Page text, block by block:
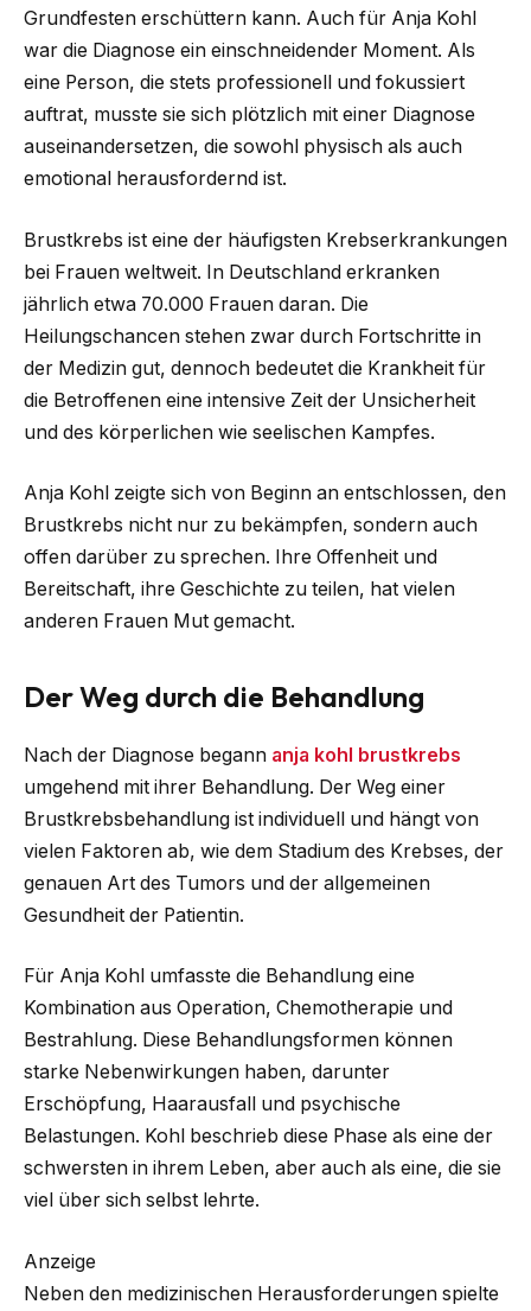
Grundfesten erschüttern kann. Auch für Anja Kohl
war die Diagnose ein einschneidender Moment. Als
eine Person, die stets professionell und fokussiert
auftrat, musste sie sich plötzlich mit einer Diagnose
auseinandersetzen, die sowohl physisch als auch
emotional herausfordernd ist.
Brustkrebs ist eine der häufigsten Krebserkrankungen
bei Frauen weltweit. In Deutschland erkranken
jährlich etwa 70.000 Frauen daran. Die
Heilungschancen stehen zwar durch Fortschritte in
der Medizin gut, dennoch bedeutet die Krankheit für
die Betroffenen eine intensive Zeit der Unsicherheit
und des körperlichen wie seelischen Kampfes.
Anja Kohl zeigte sich von Beginn an entschlossen, den
Brustkrebs nicht nur zu bekämpfen, sondern auch
offen darüber zu sprechen. Ihre Offenheit und
Bereitschaft, ihre Geschichte zu teilen, hat vielen
anderen Frauen Mut gemacht.
Der Weg durch die Behandlung
Nach der Diagnose begann anja kohl brustkrebs
umgehend mit ihrer Behandlung. Der Weg einer
Brustkrebsbehandlung ist individuell und hängt von
vielen Faktoren ab, wie dem Stadium des Krebses, der
genauen Art des Tumors und der allgemeinen
Gesundheit der Patientin.
Für Anja Kohl umfasste die Behandlung eine
Kombination aus Operation, Chemotherapie und
Bestrahlung. Diese Behandlungsformen können
starke Nebenwirkungen haben, darunter
Erschöpfung, Haarausfall und psychische
Belastungen. Kohl beschrieb diese Phase als eine der
schwersten in ihrem Leben, aber auch als eine, die sie
viel über sich selbst lehrte.
Anzeige
Neben den medizinischen Herausforderungen spielte